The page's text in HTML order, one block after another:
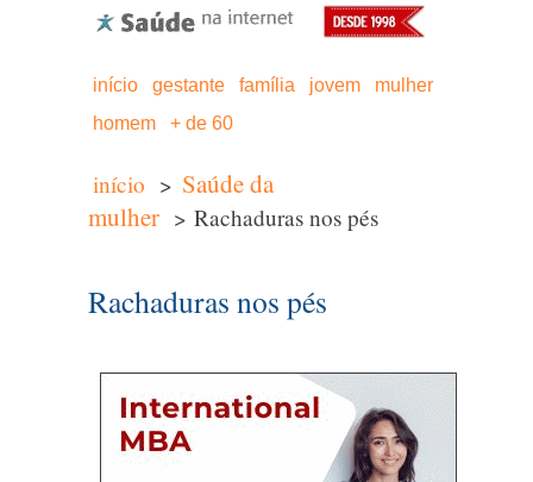
início gestante família jovem
mulher
homem
+ de 60
início > Saúde da
mulher > Rachaduras nos pés
Rachaduras nos pés